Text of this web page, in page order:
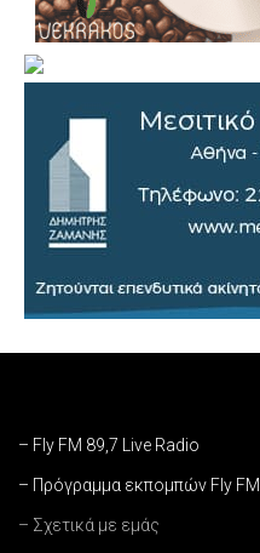
– Fly FM 89,7 Live Radio
– Πρόγραμμα εκπομπών Fly FM
– Σχετικά με εμάς